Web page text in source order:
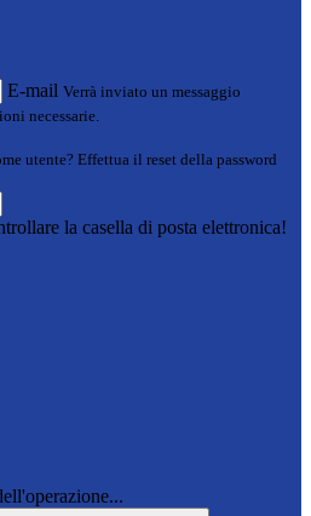
E-mail Verrà inviato un messaggio
necessarie.
utente? Effettua il reset della password
la casella di posta elettronica!